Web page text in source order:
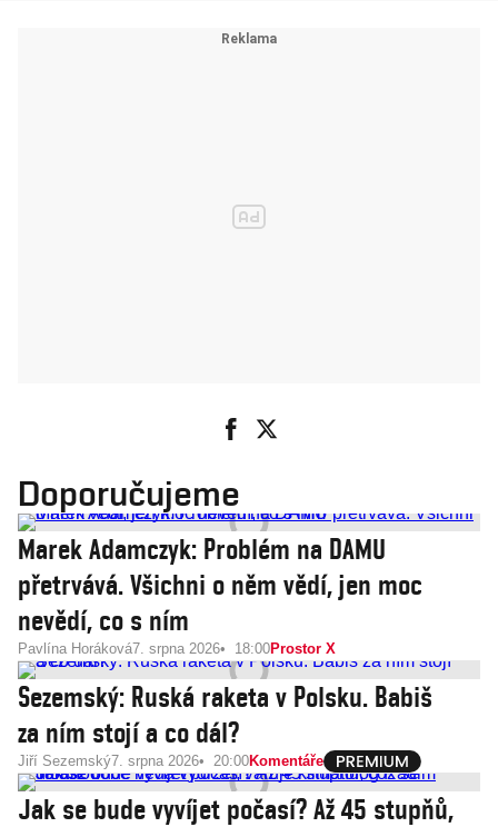
Doporučujeme
Marek Adamczyk: Problém na DAMU
přetrvává. Všichni o něm vědí, jen moc
nevědí, co s ním
Pavlína Horáková7. srpna 2026 18:00Prostor X
Sezemský: Ruská raketa v Polsku. Babiš
za ním stojí a co dál?
Jiří Sezemský7. srpna 2026 20:00Komentáře
Jak se bude vyvíjet počasí? Až 45 stupňů,